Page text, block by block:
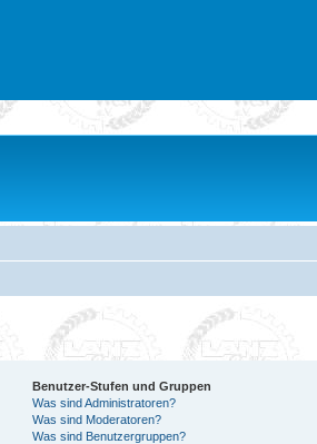
Benutzer-Stufen und Gruppen
Was sind Administratoren?
Was sind Moderatoren?
Was sind Benutzergruppen?